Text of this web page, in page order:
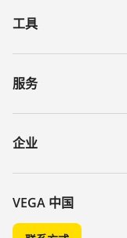
工具
下载
通过序列号搜索仪表
DTM Collection/
服务
寄回仪表
讲座
化学稳定性列表
介电常数列表
企业
关于 VEGA
联系我们
新闻
VEGA 中国